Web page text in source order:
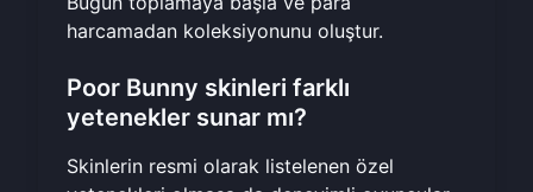
harcamadan koleksiyonunu oluştur.
Poor Bunny skinleri farklı
yetenekler sunar mı?
Skinlerin resmi olarak listelenen özel